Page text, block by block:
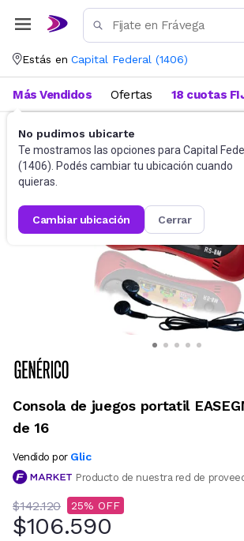
Estás en Capital Federal (1406)
No pudimos ubicarte
Te mostramos las opciones para Capital
(1406). Podés cambiar tu ubicación cuando
quieras.
cambiar ubicación cerrar
Más Vendidos Ofertas 18 cuotas
Juguetes y Juegos
Consola de juegos portatil
de 16
Vendido por Glic
Producto de nuestra red de
$142.120 25
$106.590